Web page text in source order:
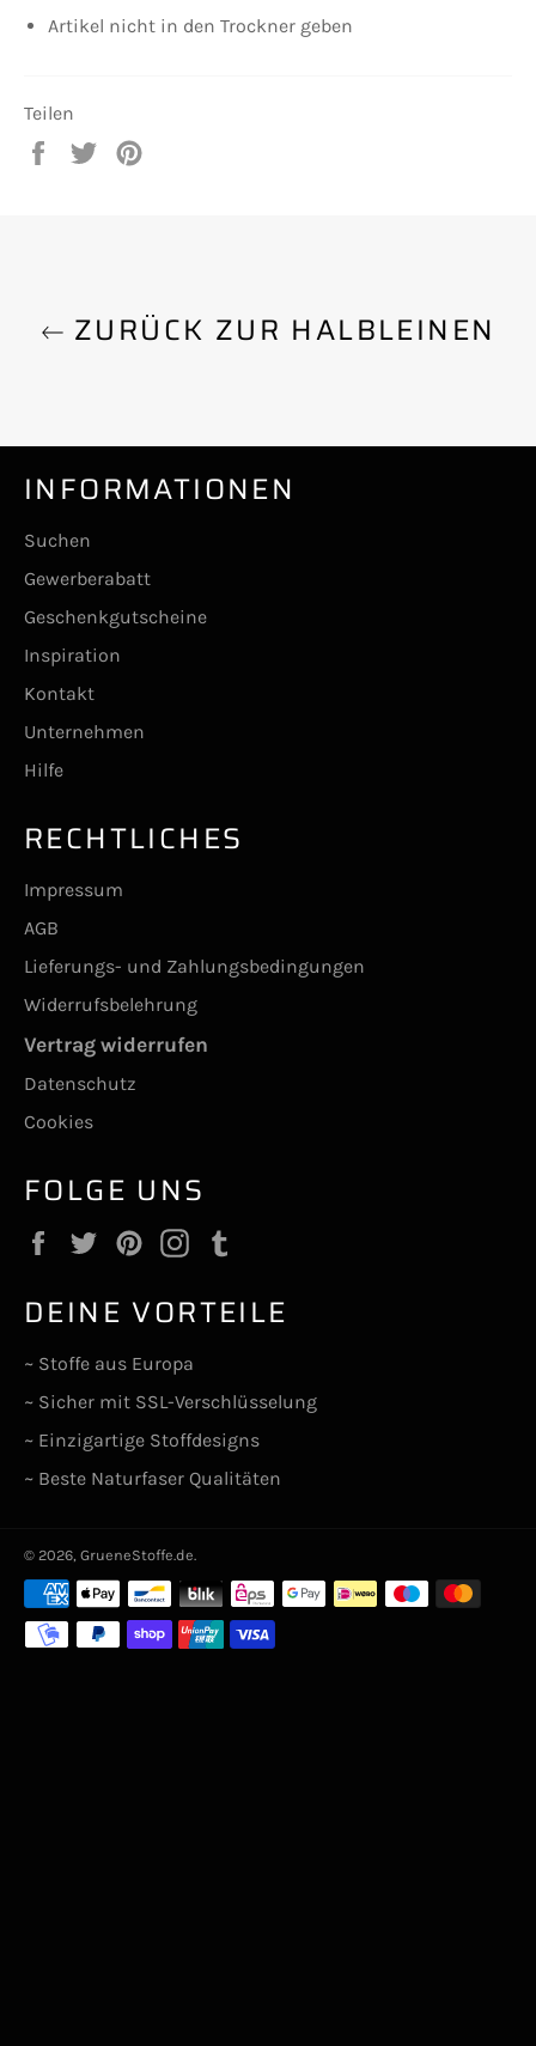
Artikel nicht in den Trockner geben
Teilen
Auf
Auf
ZURÜCK ZUR HALBLEINEN
INFORMATIONEN
Suchen
Gewerberabatt
Geschenkgutscheine
Inspiration
Kontakt
Unternehmen
Hilfe
RECHTLICHES
Impressum
AGB
Lieferungs- und Zahlungsbedingungen
Widerrufsbelehrung
Vertrag widerrufen
Datenschutz
Cookies
FOLGE UNS
FacebookTwitterPinterestInstagram
DEINE VORTEILE
~ Stoffe aus Europa
~ Sicher mit SSL-Verschlüsselung
~ Einzigartige Stoffdesigns
~ Beste Naturfaser Qualitäten
© 2026, GrueneStoffe.de.
Zahlungsarten